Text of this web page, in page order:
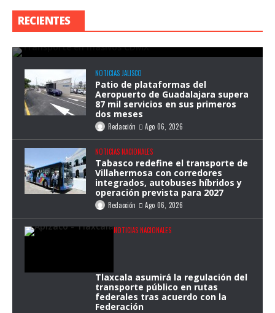
RECIENTES
para garantizar transporte público
durante eventos masivos
NOTICIAS JALISCO
Patio de plataformas del
Aeropuerto de Guadalajara supera
87 mil servicios en sus primeros
dos meses
Redacción Ago 06, 2026
NOTICIAS NACIONALES
Tabasco redefine el transporte de
Villahermosa con corredores
integrados, autobuses híbridos y
operación prevista para 2027
Redacción Ago 06, 2026
NOTICIAS NACIONALES
Tlaxcala asumirá la regulación del
transporte público en rutas
federales tras acuerdo con la
Federación